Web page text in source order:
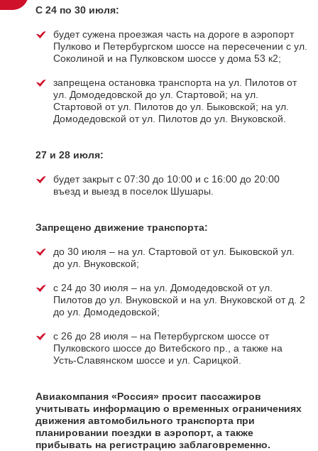
С 24 по 30 июля:
будет сужена проезжая часть на дороге в аэропорт
Пулково и Петербургском шоссе на пересечении с ул.
Соколиной и на Пулковском шоссе у дома 53 к2;
запрещена остановка транспорта на ул. Пилотов от
ул. Домодедовской до ул. Стартовой; на ул.
Стартовой от ул. Пилотов до ул. Быковской; на ул.
Домодедовской от ул. Пилотов до ул. Внуковской.
27 и 28 июля:
будет закрыт с 07:30 до 10:00 и с 16:00 до 20:00
въезд и выезд в поселок Шушары.
Запрещено движение транспорта:
до 30 июля – на ул. Стартовой от ул. Быковской ул.
до ул. Внуковской;
с 24 до 30 июля – на ул. Домодедовской от ул.
Пилотов до ул. Внуковской и на ул. Внуковской от д. 2
до ул. Домодедовской;
с 26 до 28 июля – на Петербургском шоссе от
Пулковского шоссе до Витебского пр., а также на
Усть-Славянском шоссе и ул. Сарицкой.
Авиакомпания «Россия» просит пассажиров
учитывать информацию о временных ограничениях
движения автомобильного транспорта при
планировании поездки в аэропорт, а также
прибывать на регистрацию заблаговременно.